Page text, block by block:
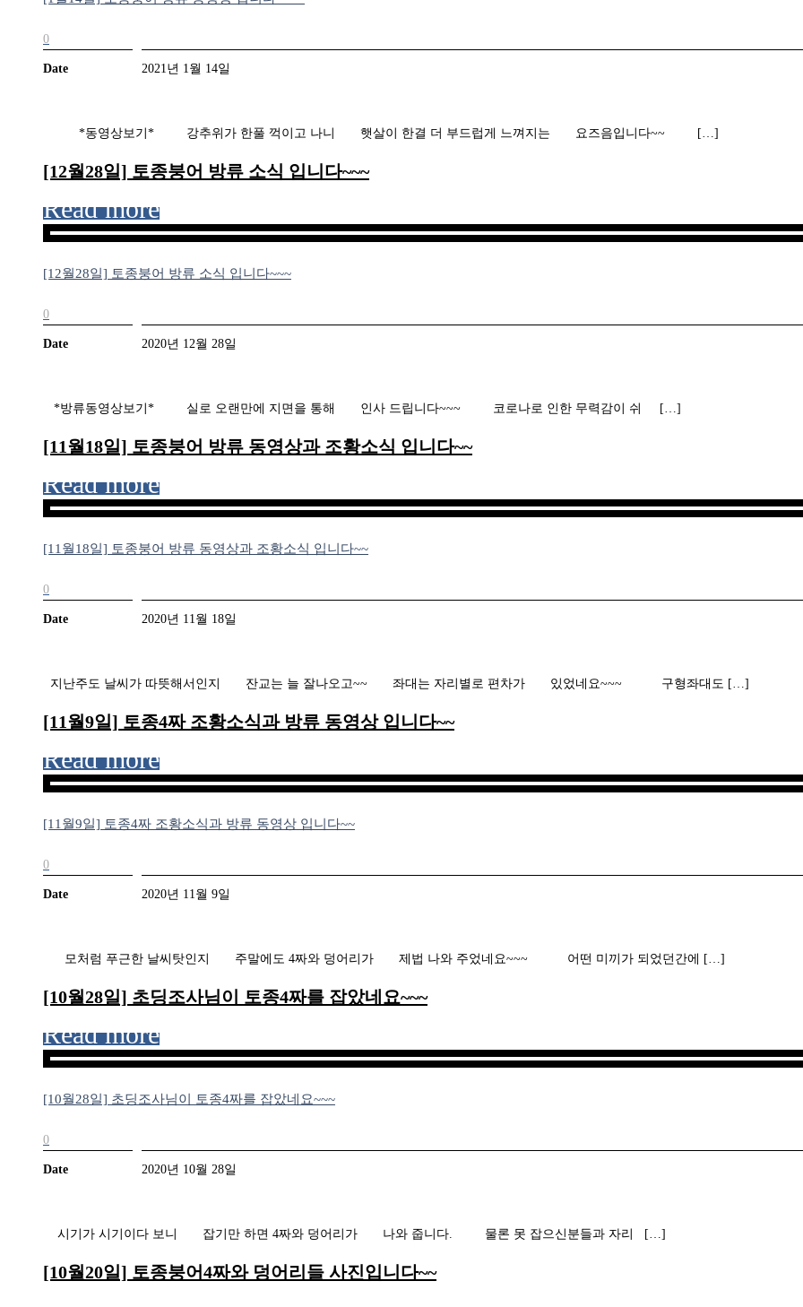
0
Date 2021년 1월 14일
*동영상보기* 강추위가 한풀 꺽이고 나니 햇살이 한결 더 부드럽게 느껴지는 요즈음입니다~~ […]
[12월28일] 토종붕어 방류 소식 입니다~~~
Read more
[12월28일] 토종붕어 방류 소식 입니다~~~
0
Date 2020년 12월 28일
​ ​*방류동영상보기* 실로 오랜만에 지면을 통해 인사 드립니다~~~ 코로나로 인한 무력감이 쉬 […]
[11월18일] 토종붕어 방류 동영상과 조황소식 입니다~~
Read more
[11월18일] 토종붕어 방류 동영상과 조황소식 입니다~~
0
Date 2020년 11월 18일
지난주도 날씨가 따뜻해서인지 잔교는 늘 잘나오고~~ 좌대는 자리별로 편차가 있었네요~~~ 구형좌대도 […]
[11월9일] 토종4짜 조황소식과 방류 동영상 입니다~~
Read more
[11월9일] 토종4짜 조황소식과 방류 동영상 입니다~~
0
Date 2020년 11월 9일
모처럼 푸근한 날씨탓인지 주말에도 4짜와 덩어리가 제법 나와 주었네요~~~ 어떤 미끼가 되었던간에 […]
[10월28일] 초딩조사님이 토종4짜를 잡았네요~~~
Read more
[10월28일] 초딩조사님이 토종4짜를 잡았네요~~~
0
Date 2020년 10월 28일
시기가 시기이다 보니 잡기만 하면 4짜와 덩어리가 나와 줍니다. 물론 못 잡으신분들과 자리 […]
[10월20일] 토종붕어4짜와 덩어리들 사진입니다~~